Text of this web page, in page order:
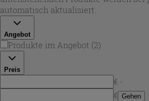
automatisch aktualisiert.
Angebot
Produkte im Angebot (2)
Preis
€ -
€ Gehen